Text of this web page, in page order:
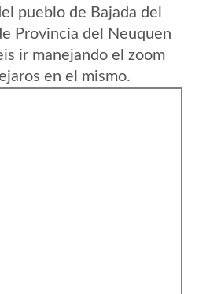
pueblo de Bajada del
Provincia del Neuquen
ir manejando el zoom
en el mismo.